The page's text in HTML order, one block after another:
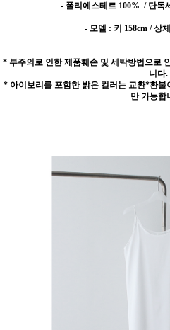
- 폴리에스테르 100% / 단독
- 모델 : 키 158cm / 상
* 부주의로 인한 제품훼손 및 세탁방법으로
니다.
* 아이보리를 포함한 밝은 컬러는 교환*환
만 가능합